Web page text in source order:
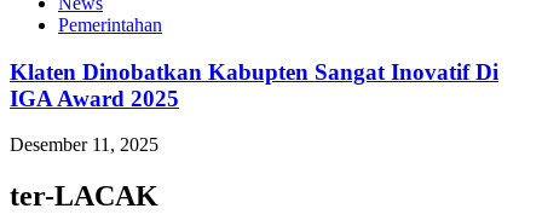
Pemerintahan
Klaten Dinobatkan Kabupten Sangat Inovatif Di
IGA Award 2025
Desember 11, 2025
ter-LACAK